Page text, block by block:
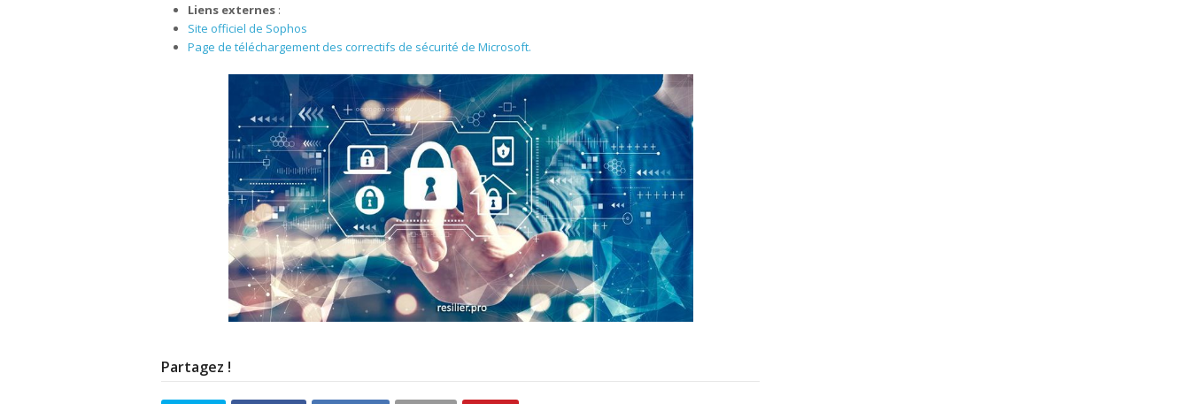
Liens externes :
Site officiel de Sophos
Page de téléchargement des correctifs de sécurité de Microsoft.
Partagez !